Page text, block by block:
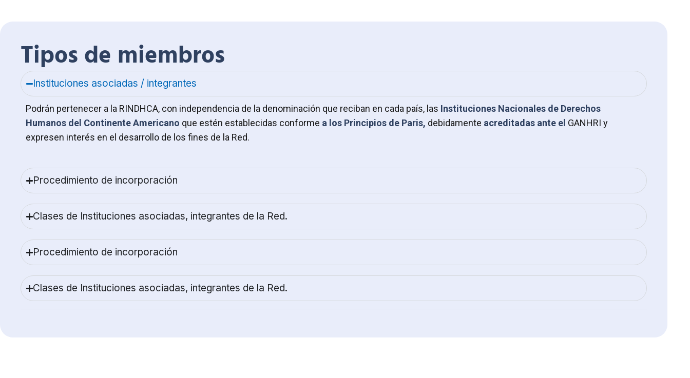
Tipos de miembros
Instituciones asociadas / integrantes
Podrán pertenecer a la RINDHCA, con independencia de la denominación que reciban en cada país, las Instituciones Nacionales de Derechos
Humanos del Continente Americano que estén establecidas conforme a los Principios de Paris, debidamente acreditadas ante el GANHRI y
expresen interés en el desarrollo de los fines de la Red.
Procedimiento de incorporación
Clases de Instituciones asociadas, integrantes de la Red.
Procedimiento de incorporación
Clases de Instituciones asociadas, integrantes de la Red.